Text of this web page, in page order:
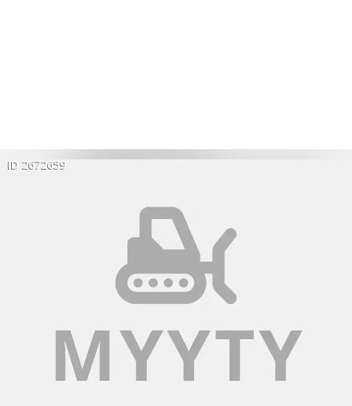
ID 2672659